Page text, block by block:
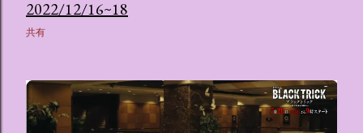
2022/12/16~18
共有